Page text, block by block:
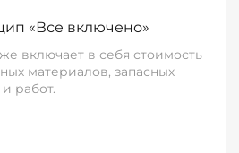
«Все включено»
включает в себя стоимость
материалов, запасных
работ.